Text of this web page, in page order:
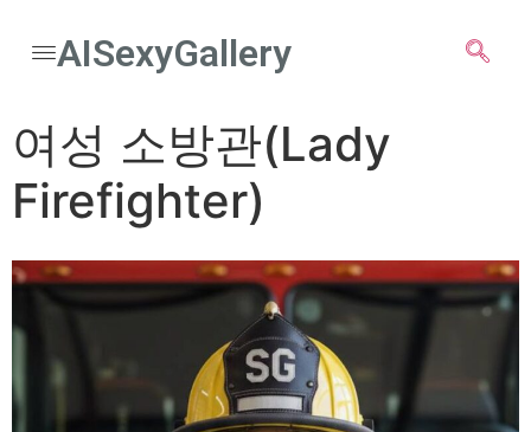
AISexyGallery
여성 소방관(Lady
Firefighter)